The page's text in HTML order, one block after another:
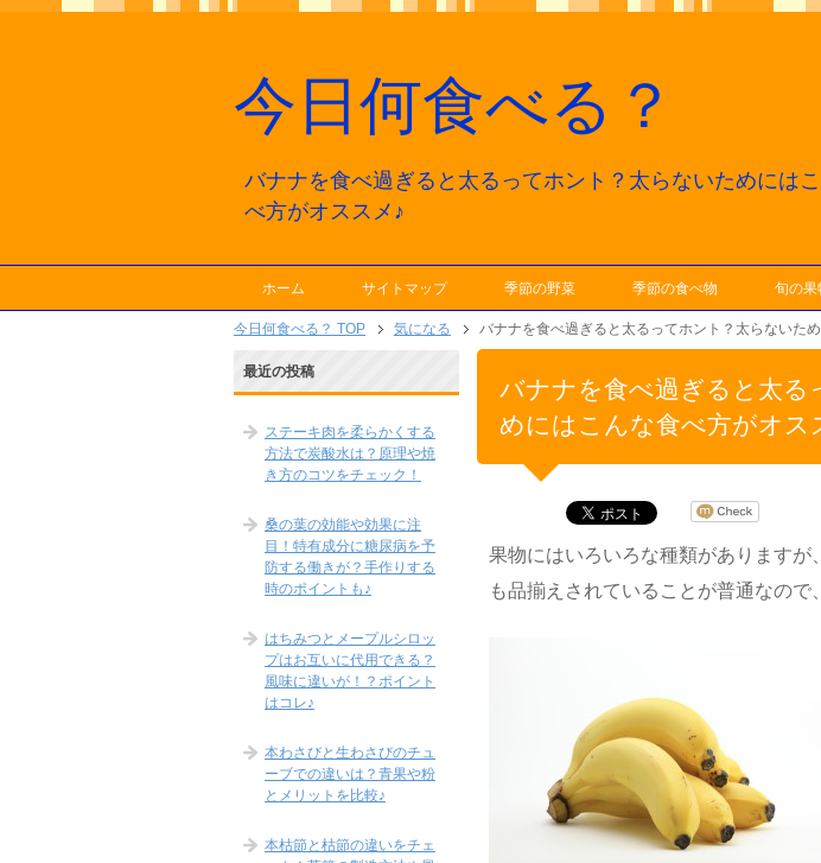
今日何食べる？
バナナを食べ過ぎると太るってホント？太らないためには
べ方がオススメ♪
ホーム サイトマップ 季節の野菜 季節の食べ物 旬の果
今日何食べる？ TOP 気になる バナナを食べ過ぎると太るってホント？太らないた
バナナを食べ過ぎると太る
めにはこんな食べ方がオス
果物にはいろいろな種類がありますが
も品揃えされていることが普通なので
最近の投稿
ステーキ肉を柔らかくする
方法で炭酸水は？原理や焼
き方のコツをチェック！
桑の葉の効能や効果に注
目！特有成分に糖尿病を予
防する働きが？手作りする
時のポイントも♪
はちみつとメープルシロッ
プはお互いに代用できる？
風味に違いが！？ポイント
はコレ♪
本わさびと生わさびのチュ
ーブでの違いは？青果や粉
とメリットを比較♪
本枯節と枯節の違いをチェ